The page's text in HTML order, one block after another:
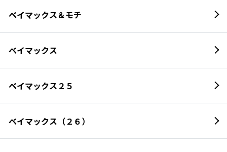
ベイマックス＆モチ
ベイマックス
ベイマックス２５
ベイマックス（２６）